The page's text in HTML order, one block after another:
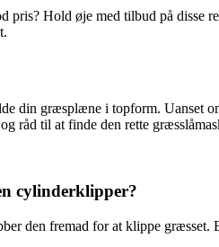
Hold øje med tilbud på disse
din græsplæne i topform.
råd til at finde den rette
cylinderklipper?
den fremad for at klippe